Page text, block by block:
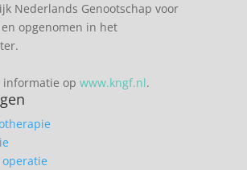
Nederlands Genootschap voor
opgenomen in het
informatie op www.kngf.nl.